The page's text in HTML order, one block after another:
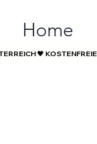
Home
🖤